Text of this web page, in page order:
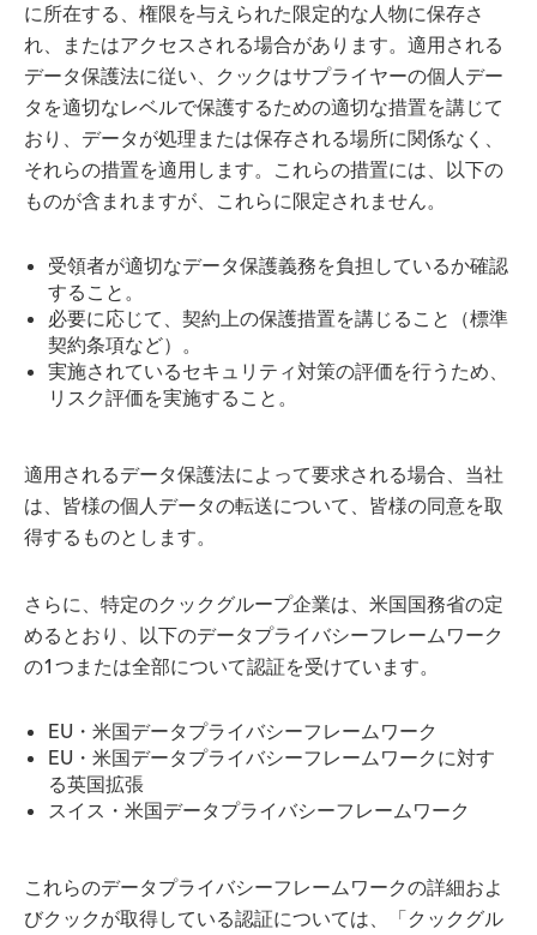
に所在する、権限を与えられた限定的な人物に保存さ
れ、またはアクセスされる場合があります。適用される
データ保護法に従い、クックはサプライヤーの個人デー
タを適切なレベルで保護するための適切な措置を講じて
おり、データが処理または保存される場所に関係なく、
それらの措置を適用します。これらの措置には、以下の
ものが含まれますが、これらに限定されません。
受領者が適切なデータ保護義務を負担しているか確認
すること。
必要に応じて、契約上の保護措置を講じること（標準
契約条項など）。
実施されているセキュリティ対策の評価を行うため、
リスク評価を実施すること。
適用されるデータ保護法によって要求される場合、当社
は、皆様の個人データの転送について、皆様の同意を取
得するものとします。
さらに、特定のクックグループ企業は、米国国務省の定
めるとおり、以下のデータプライバシーフレームワーク
の1つまたは全部について認証を受けています。
EU・米国データプライバシーフレームワーク
EU・米国データプライバシーフレームワークに対す
る英国拡張
スイス・米国データプライバシーフレームワーク
これらのデータプライバシーフレームワークの詳細およ
びクックが取得している認証については、「クックグル